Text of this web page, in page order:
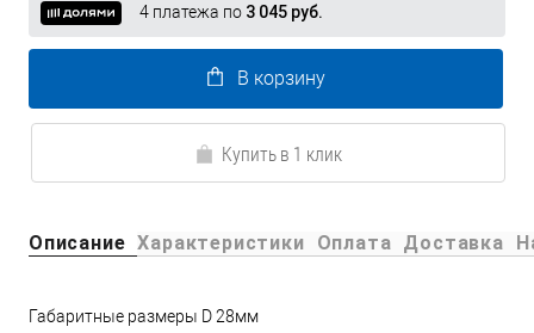
4 платежа по 3 045 руб.
В корзину
Купить в 1 клик
Описание Характеристики Оплата Доставка
Габаритные размеры D 28мм